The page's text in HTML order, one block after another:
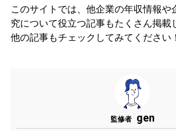
このサイトでは、他企業の年収情報や
究について役立つ記事もたくさん掲載
他の記事もチェックしてみてください！
監修者 gen